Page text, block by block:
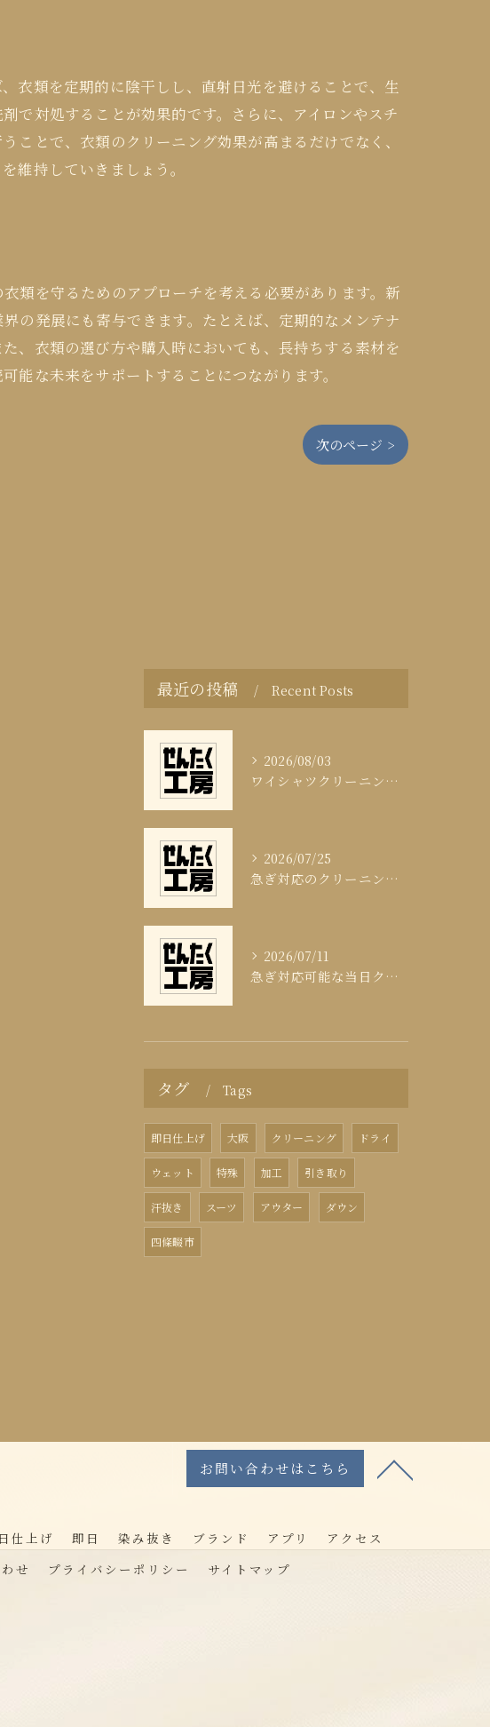
衣類を定期的に陰干しし、直射日光を避けることで、生
で対処することが効果的です。さらに、アイロンやスチ
ことで、衣類のクリーニング効果が高まるだけでなく、
維持していきましょう。
類を守るためのアプローチを考える必要があります。新
の発展にも寄与できます。たとえば、定期的なメンテナ
、衣類の選び方や購入時においても、長持ちする素材を
能な未来をサポートすることにつながります。
次のページ >
最近の投稿 Recent Posts
2026/08/03
ワイシャツクリーニング頻度と清潔感の科学
2026/07/25
急ぎ対応のクリーニング即日サービスの秘訣
2026/07/11
急ぎ対応可能な当日クリーニングの実態
タグ Tags
即日仕上げ 大阪 クリーニング ドライ
ウェット 特殊 加工 引き取り
汗抜き スーツ アウター ダウン
四條畷市
お問い合わせはこちら
仕上げ 即日 染み抜き ブランド アプリ
アクセス
せ プライバシーポリシー サイトマップ